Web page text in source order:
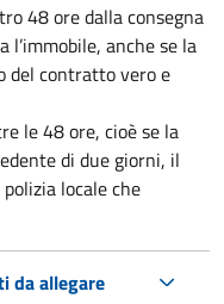
48 oredalla consegna
l’immobile, anche se la
del contratto vero e
le 48 ore, cioè se la
di due giorni, il
locale che
da allegare